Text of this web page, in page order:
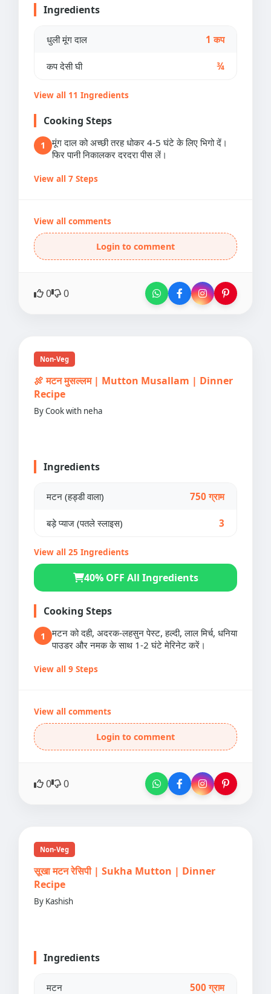
Ingredients
धुली मूंग दाल 1 कप
कप देसी घी ¾
View all 11 Ingredients
Cooking Steps
1
मूंग दाल को अच्छी तरह धोकर 4-5 घंटे के लिए भिगो दें।
फिर पानी निकालकर दरदरा पीस लें।
View all 7 Steps
View all comments
Login to comment
0 0
Non-Veg
🍖 मटन मुसल्लम | Mutton Musallam | Dinner
Recipe
By Cook with neha
Ingredients
मटन (हड्डी वाला) 750 ग्राम
बड़े प्याज (पतले स्लाइस) 3
View all 25 Ingredients
40% OFF All Ingredients
Cooking Steps
1
मटन को दही, अदरक-लहसुन पेस्ट, हल्दी, लाल मिर्च, धनिया
पाउडर और नमक के साथ 1-2 घंटे मेरिनेट करें।
View all 9 Steps
View all comments
Login to comment
0 0
Non-Veg
सूखा मटन रेसिपी | Sukha Mutton | Dinner
Recipe
By Kashish
Ingredients
मटन 500 ग्राम